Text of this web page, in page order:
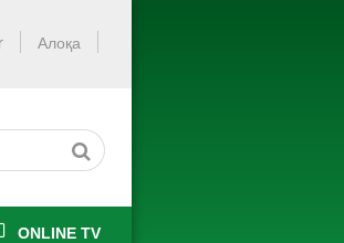
Алоқа
ONLINE TV